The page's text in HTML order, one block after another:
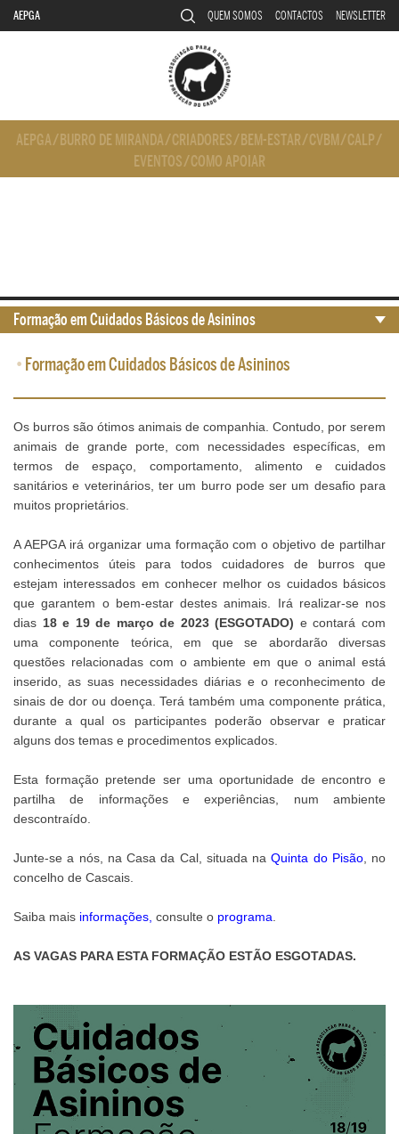
AEPGA QUEM SOMOS CONTACTOS NEWSLETTER
AEPGA/ BURRO DE MIRANDA/CRIADORES/ BEM-ESTAR/CVBM/CALP/
EVENTOS/COMO APOIAR
• Formação em Cuidados Básicos de Asininos
Os burros são ótimos animais de companhia. Contudo, por serem
animais de grande porte, com necessidades específicas, em
termos de espaço, comportamento, alimento e cuidados
sanitários e veterinários, ter um burro pode ser um desafio para
muitos proprietários.
A AEPGA irá organizar uma formação com o objetivo de partilhar
conhecimentos úteis para todos cuidadores de burros que
estejam interessados em conhecer melhor os cuidados básicos
que garantem o bem-estar destes animais. Irá realizar-se nos
dias 18 e 19 de março de 2023 (ESGOTADO) e contará com
uma componente teórica, em que se abordarão diversas
questões relacionadas com o ambiente em que o animal está
inserido, as suas necessidades diárias e o reconhecimento de
sinais de dor ou doença. Terá também uma componente prática,
durante a qual os participantes poderão observar e praticar
alguns dos temas e procedimentos explicados.
Esta formação pretende ser uma oportunidade de encontro e
partilha de informações e experiências, num ambiente
descontraído.
Junte-se a nós, na Casa da Cal, situada naQuinta do Pisão, no
concelho de Cascais.
Saiba mais informações consulte o programa
AS VAGAS PARA ESTA FORMAÇÃO ESTÃO ESGOTADAS.
Formação em Cuidados Básicos de Asininos